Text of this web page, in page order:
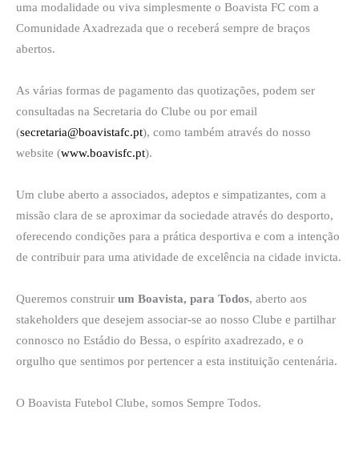
uma modalidade ou viva simplesmente o Boavista FC com a
Comunidade Axadrezada que o receberá sempre de braços
abertos.
As várias formas de pagamento das quotizações, podem ser
consultadas na Secretaria do Clube ou por email
(secretaria@boavistafc.pt), como também através do nosso
website (www.boavisfc.pt).
Um clube aberto a associados, adeptos e simpatizantes, com a
missão clara de se aproximar da sociedade através do desporto,
oferecendo condições para a prática desportiva e com a intenção
de contribuir para uma atividade de excelência na cidade invicta.
Queremos construir um Boavista, para Todos, aberto aos
stakeholders que desejem associar-se ao nosso Clube e partilhar
connosco no Estádio do Bessa, o espírito axadrezado, e o
orgulho que sentimos por pertencer a esta instituição centenária.
O Boavista Futebol Clube, somos Sempre Todos.